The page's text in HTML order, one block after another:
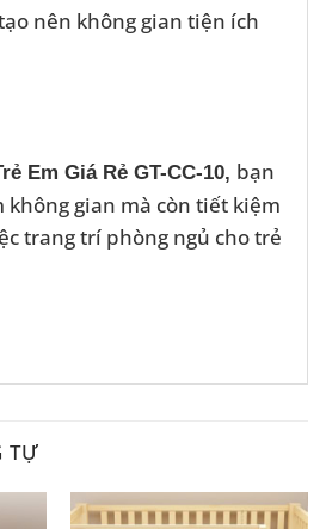
nên không gian tiện ích
Em Giá Rẻ GT-CC-10, bạn
gian mà còn tiết kiệm
trang trí phòng ngủ cho trẻ
TỰ